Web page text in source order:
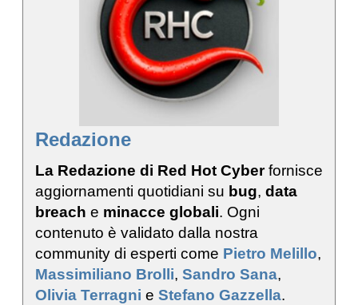
Redazione
La Redazione di Red Hot Cyberfornisce
aggiornamenti quotidiani su bug, data
breach e minacce globali. Ogni
contenuto è validato dalla nostra
community di esperti come Pietro Melillo,
Massimiliano Brolli, Sandro Sana,
Olivia Terragni e Stefano Gazzella.